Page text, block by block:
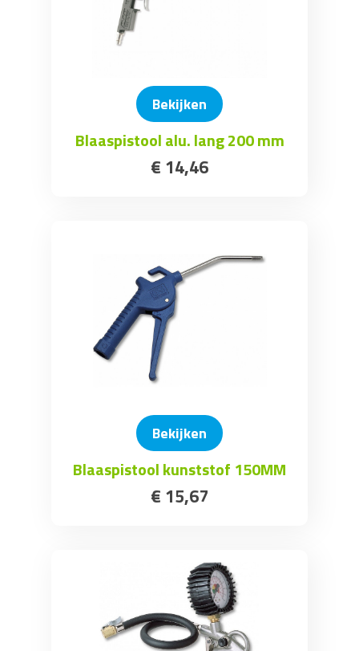
Bekijken
Blaaspistool alu. lang 200 mm
€ 14,46
Bekijken
Blaaspistool kunststof 150MM
€ 15,67